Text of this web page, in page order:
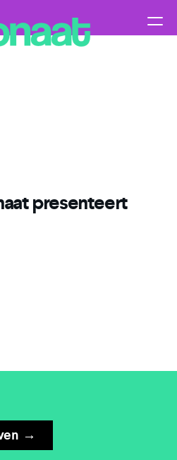
presenteert
→